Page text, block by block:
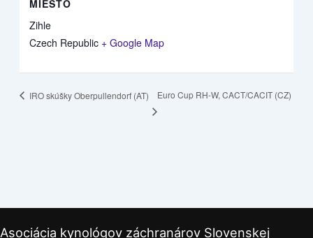
MIESTO
Zihle
Czech Republic + Google Map
IRO skúšky Oberpullendorf (AT) Euro Cup RH-W, CACT/CACIT (CZ)
Asociácia kynológov záchranárov Slovenskej